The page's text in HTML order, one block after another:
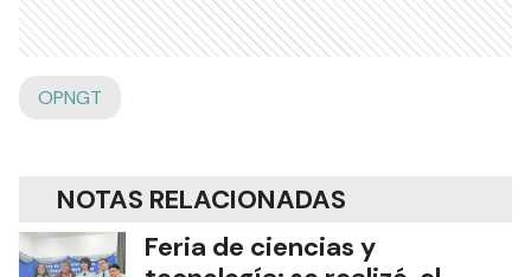
OPNGT
NOTAS RELACIONADAS
Feria de ciencias y